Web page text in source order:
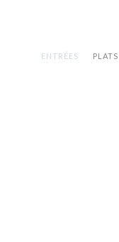
ENTRÉES PLATS